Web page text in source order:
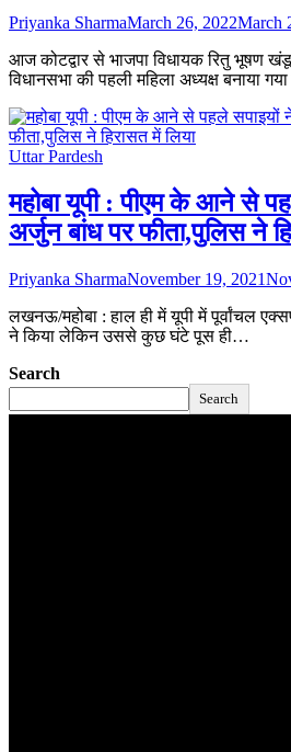
Priyanka SharmaMarch 26, 2022March
आज कोटद्वार से भाजपा विधायक रितु भूषण
विधानसभा की पहली महिला अध्यक्ष बनाया
Uttar Pardesh
महोबा यूपी : पीएम के आने से
अर्जुन बांध पर फीता,पुलिस ने
Priyanka SharmaNovember 19, 2021
लखनऊ/महोबा : हाल ही में यूपी में पूर्वांचल
ने किया लेकिन उससे कुछ घंटे पूस ही…
Search
Search